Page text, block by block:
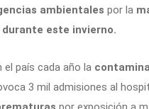
ambientales por la
este invierno.
el país cada año la
3 mil admisiones al